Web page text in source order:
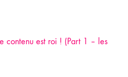
contenu est roi ! (Part 1 – les